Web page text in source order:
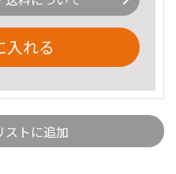
入れる
ストに追加